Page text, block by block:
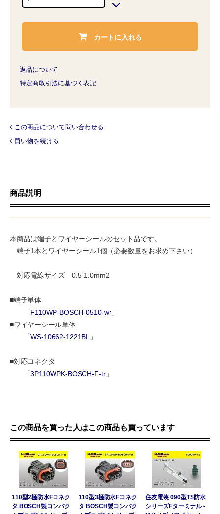
カートに入れる
返品について
特定商取引法に基づく表記
この商品について問い合わせる
買い物を続ける
商品説明
本商品は端子とワイヤーシールのセット品です。
端子1本とワイヤーシール1個（必要数量をお求め下さい）
対応電線サイズ 0.5-1.0mm2
■端子単体
「F110WP-BOSCH-0510-wr 」
■ワイヤーシール単体
「WS-10662-1221BL 」
■対応コネクタ
「3P110WPK-BOSCH-F-tr 」
この商品を買った人はこの商品も買っています
110型2極防水Fコネク
タ BOSCH製コンパク
110型3極防水Fコネク
タ BOSCH製コンパク
住友電装 090型TS防水
シリーズFターミナル -